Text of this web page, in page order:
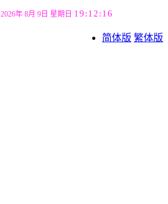
2026年 8月 9日 星期日 19:12:17
简体版 繁体版